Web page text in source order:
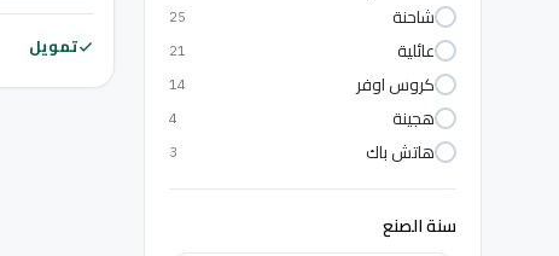
شاحنة 25
عائلية 21
كروس اوفر 14
هجينة 4
هاتش باك 3
سنة الصنع
تمويل